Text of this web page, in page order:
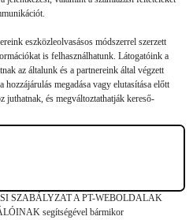
eszközleolvasásos módszerrel szerzett
is felhasználhatunk. Látogatóink a
az általunk és a partnereink által végzett
hozzájárulás megadása vagy elutasítása előtt
juthatnak, és megváltoztathatják kereső-
adatok bizonyos kezeléséhez nem
akinek azonban jogában áll tiltakozni az
csak erre a weboldalra érvényesek. Erre a
TÁJÉKOZTATÓ,
SZABÁLYZAT A PT-WEBOLDALAK
segítségével bármikor
másodéves hallgatójával
felvételiről, vizsgákról,